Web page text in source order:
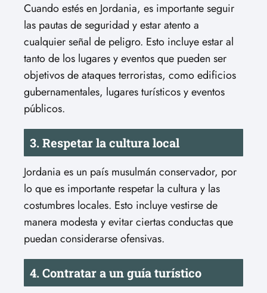
Cuando estés en Jordania, es importante seguir
las pautas de seguridad y estar atento a
cualquier señal de peligro. Esto incluye estar al
tanto de los lugares y eventos que pueden ser
objetivos de ataques terroristas, como edificios
gubernamentales, lugares turísticos y eventos
públicos.
3. Respetar la cultura local
Jordania es un país musulmán conservador, por
lo que es importante respetar la cultura y las
costumbres locales. Esto incluye vestirse de
manera modesta y evitar ciertas conductas que
puedan considerarse ofensivas.
4. Contratar a un guía turístico